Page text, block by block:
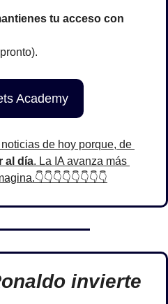
tu acceso con
Academy
de hoy porque, de
al día. La IA avanza más
invierte